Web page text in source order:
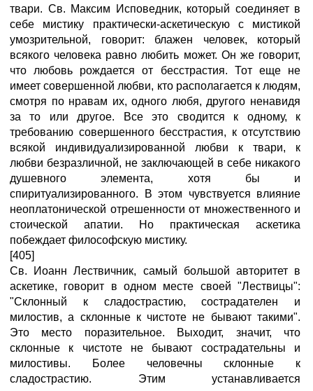
твари. Св. Максим Исповедник, который соединяет в
себе мистику практически-аскетическую с мистикой
умозрительной, говорит: блажен человек, который
всякого человека равно любить может. Он же говорит,
что любовь рождается от бесстрастия. Тот еще не
имеет совершенной любви, кто располагается к людям,
смотря по нравам их, одного любя, другого ненавидя
за то или другое. Все это сводится к одному, к
требованию совершенного бесстрастия, к отсутствию
всякой индивидуализированной любви к твари, к
любви безразличной, не заключающей в себе никакого
душевного элемента, хотя бы и
спиритуализированного. В этом чувствуется влияние
неоплатонической отрешенности от множественного и
стоической апатии. Но практическая аскетика
побеждает философскую мистику.
[405]
Св. Иоанн Лествичник, самый большой авторитет в
аскетике, говорит в одном месте своей "Лествицы":
"Склонный к сладострастию, сострадателен и
милостив, а склонные к чистоте не бывают такими".
Это место поразительное. Выходит, значит, что
склонные к чистоте не бывают сострадательны и
милостивы. Более человечны склонные к
сладострастию. Этим устанавливается